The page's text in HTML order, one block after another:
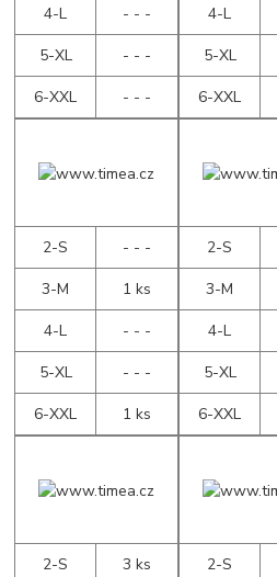
4-L
- - -
5-XL
- - -
6-XXL
- - -
4-L
5-XL
6-XXL
2-S
- - -
3-M
1 ks
4-L
- - -
5-XL
- - -
6-XXL
1 ks
2-S
3-M
4-L
5-XL
6-XXL
2-S
3 ks
2-S